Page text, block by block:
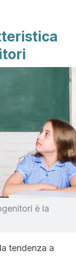
è la
tendenza a